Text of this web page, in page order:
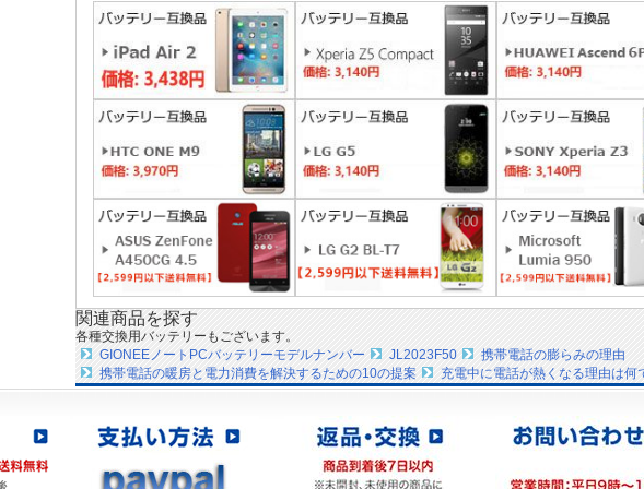
関連商品を探す
各種交換用バッテリーもございます。
GIONEEノートPCバッテリーモデルナンバー
JL2023F50
携帯電話の膨らみの理由
携帯電話の暖房と電力消費を解決するための10の提案
充電中に電話が熱くなる理由は何